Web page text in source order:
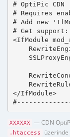
# OptiPic CDN
# Requires
# Add new
# Get
<IfModule
</IfModule>
XXXXXX — CDN
.htaccess
üzerinde